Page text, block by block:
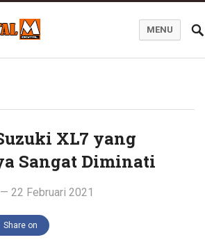
MENU
XL7 yang
Sangat Diminati
— 22 Februari 2021
Share on